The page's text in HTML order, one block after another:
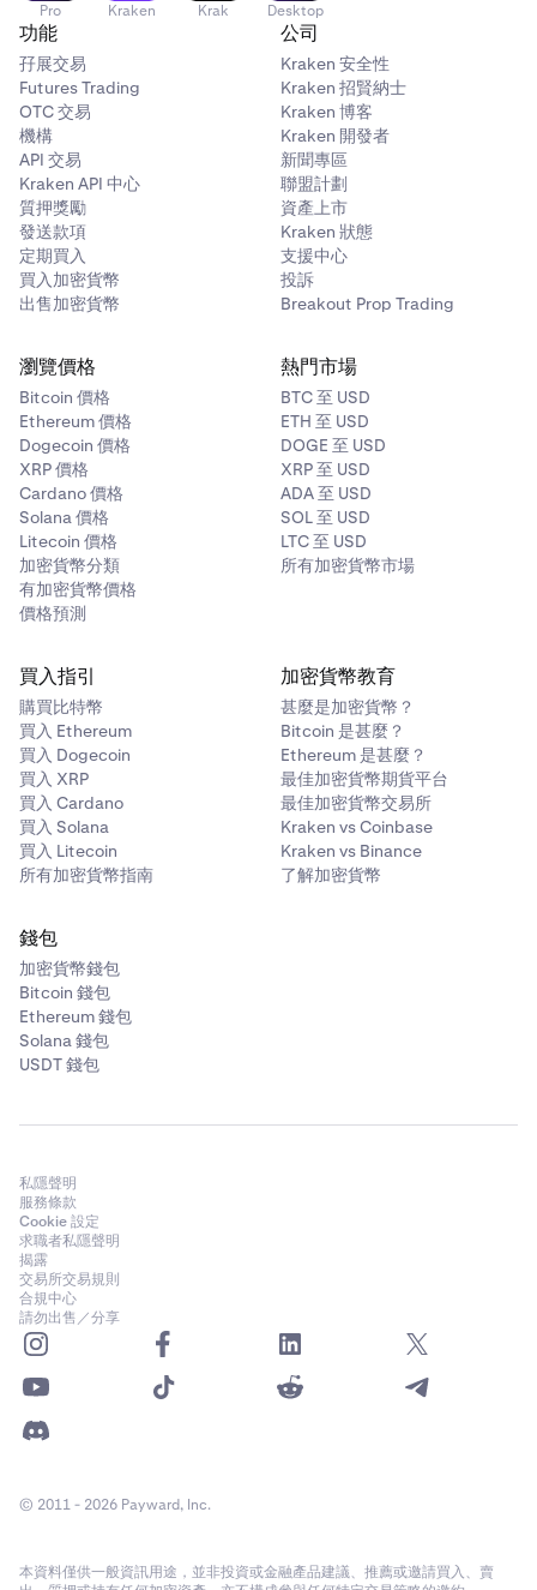
Pro Kraken Krak Desktop
功能
孖展交易
Futures Trading
OTC 交易
機構
API 交易
Kraken API 中心
質押獎勵
發送款項
定期買入
買入加密貨幣
出售加密貨幣
公司
Kraken 安全性
Kraken 招賢納士
Kraken 博客
Kraken 開發者
新聞專區
聯盟計劃
資產上市
Kraken 狀態
支援中心
投訴
Breakout Prop Trading
瀏覽價格
Bitcoin 價格
Ethereum 價格
Dogecoin 價格
XRP 價格
Cardano 價格
Solana 價格
Litecoin 價格
加密貨幣分類
有加密貨幣價格
價格預測
熱門市場
BTC 至 USD
ETH 至 USD
DOGE 至 USD
XRP 至 USD
ADA 至 USD
SOL 至 USD
LTC 至 USD
所有加密貨幣市場
買入指引
購買比特幣
買入 Ethereum
買入 Dogecoin
買入 XRP
買入 Cardano
買入 Solana
買入 Litecoin
所有加密貨幣指南
加密貨幣教育
甚麼是加密貨幣？
Bitcoin 是甚麼？
Ethereum 是甚麼？
最佳加密貨幣期貨平台
最佳加密貨幣交易所
Kraken vs Coinbase
Kraken vs Binance
了解加密貨幣
錢包
加密貨幣錢包
Bitcoin 錢包
Ethereum 錢包
Solana 錢包
USDT 錢包
私隱聲明
服務條款
Cookie 設定
求職者私隱聲明
揭露
交易所交易規則
合規中心
請勿出售／分享
© 2011 - 2026 Payward, Inc.
本資料僅供一般資訊用途，並非投資或金融產品建議、推薦或邀請買入、賣